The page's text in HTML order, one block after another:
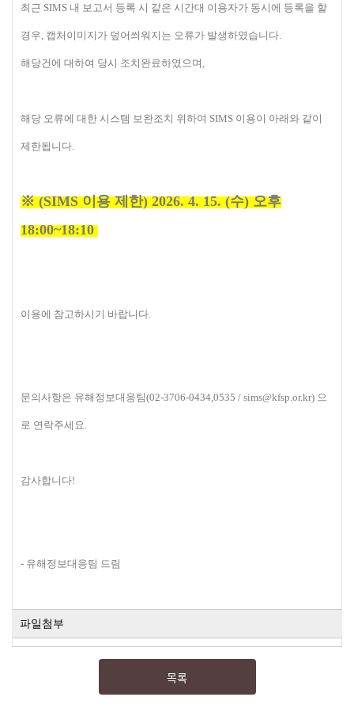
최근 SIMS 내 보고서 등록 시 같은 시간대 이용자가 동시에 등록을 할
경우, 캡처이미지가 덮어씌워지는 오류가 발생하였습니다.
해당건에 대하여 당시 조치완료하였으며,
해당 오류에 대한 시스템 보완조치 위하여 SIMS 이용이 아래와 같이
제한됩니다.
※ (SIMS 이용 제한) 2026. 4. 15. (수) 오후
18:00~18:10
이용에 참고하시기 바랍니다.
문의사항은 유해정보대응팀(02-3706-0434,0535 / sims@kfsp.or.kr) 으
로 연락주세요.
감사합니다!
- 유해정보대응팀 드림
파일첨부
목록